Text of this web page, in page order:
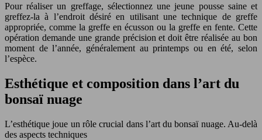
Pour réaliser un greffage, sélectionnez une jeune pousse saine et
greffez-la à l’endroit désiré en utilisant une technique de greffe
appropriée, comme la greffe en écusson ou la greffe en fente. Cette
opération demande une grande précision et doit être réalisée au bon
moment de l’année, généralement au printemps ou en été, selon
l’espèce.
Esthétique et composition dans l’art du
bonsaï nuage
L’esthétique joue un rôle crucial dans l’art du bonsaï nuage. Au-delà
des aspects techniques